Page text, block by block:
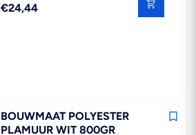
Reguliere
€24,44
BOUWMAAT POLYESTER
PLAMUUR WIT 800GR